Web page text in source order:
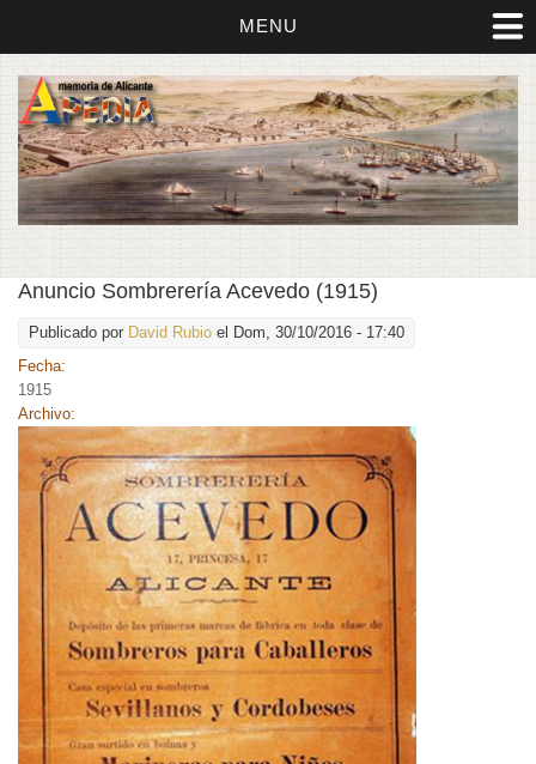
MENU
Anuncio Sombrerería Acevedo (1915)
Publicado por David Rubio el Dom, 30/10/2016 - 17:40
Fecha:
1915
Archivo: